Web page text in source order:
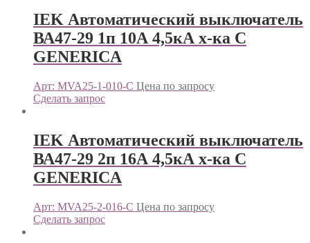
IEK Автоматический выключатель
ВА47-29 1п 10А 4,5кА х-ка С
GENERICА
Арт: MVA25-1-010-C Цена по запросу
Сделать запрос
IEK Автоматический выключатель
ВА47-29 2п 16А 4,5кА х-ка С
GENERICА
Арт: MVA25-2-016-C Цена по запросу
Сделать запрос